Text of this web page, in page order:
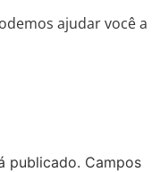
ajudar você a
publicado. Campos